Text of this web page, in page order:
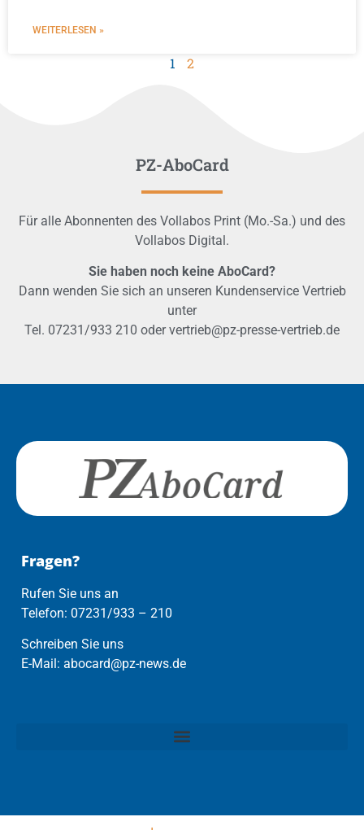
WEITERLESEN »
1 2
PZ-AboCard
Für alle Abonnenten des Vollabos Print (Mo.-Sa.) und des
Vollabos Digital.
Sie haben noch keine AboCard?
Dann wenden Sie sich an unseren Kundenservice Vertrieb
unter
Tel. 07231/933 210 oder vertrieb@pz-presse-vertrieb.de
Fragen?
Rufen Sie uns an
Telefon: 07231/933 – 210
Schreiben Sie uns
E-Mail: abocard@pz-news.de